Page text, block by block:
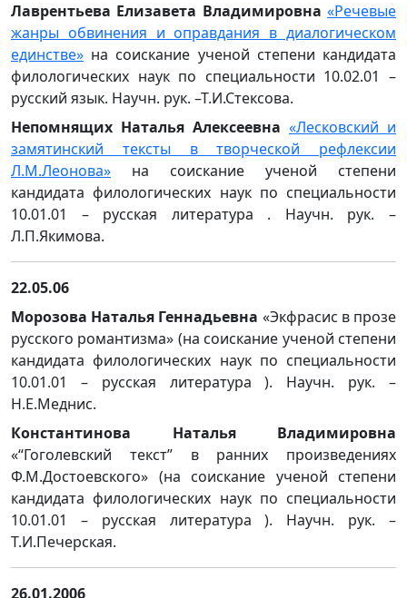
Лаврентьева Елизавета Владимировна «Речевые
жанры обвинения и оправдания в диалогическом
единстве» на соискание ученой степени кандидата
филологических наук по специальности 10.02.01 –
русский язык. Научн. рук. –Т.И.Стексова.
Непомнящих Наталья Алексеевна «Лесковский и
замятинский тексты в творческой рефлексии
Л.М.Леонова» на соискание ученой степени
кандидата филологических наук по специальности
10.01.01 – русская литература . Научн. рук. –
Л.П.Якимова.
22.05.06
Морозова Наталья Геннадьевна «Экфрасис в прозе
русского романтизма» (на соискание ученой степени
кандидата филологических наук по специальности
10.01.01 – русская литература ). Научн. рук. –
Н.Е.Меднис.
Константинова Наталья Владимировна
«“Гоголевский текст” в ранних произведениях
Ф.М.Достоевского» (на соискание ученой степени
кандидата филологических наук по специальности
10.01.01 – русская литература ). Научн. рук. –
Т.И.Печерская.
26.01.2006